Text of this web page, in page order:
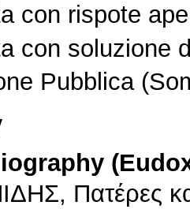
con rispote
con soluzione
Pubblica
Πατέρες